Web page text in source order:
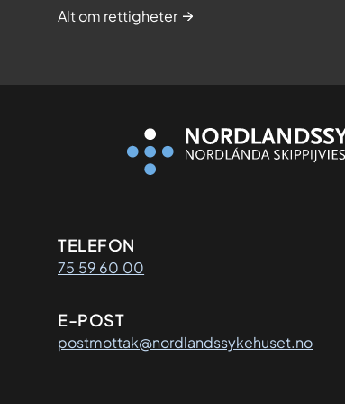
Alt om rettigheter
Kontaktinformasjon
TELEFON
75 59 60 00
E-POST
postmottak@nordlandssykehuset.no